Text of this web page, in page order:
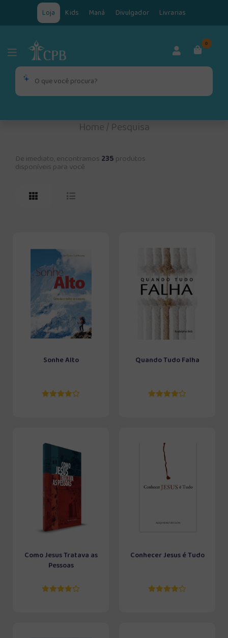
Loja Kids Maná Divulgador Livrarias
0
Home/Pesquisa
De imediato, encontramos 235 produtos
disponíveis para você
Sonhe Alto Quando Tudo Falha
Como Jesus Tratava as
Pessoas
Conhecer Jesus é Tudo